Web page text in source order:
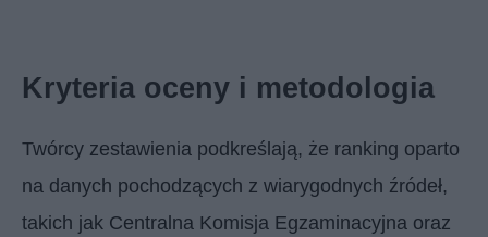
Kryteria oceny i metodologia
Twórcy zestawienia podkreślają, że ranking oparto
na danych pochodzących z wiarygodnych źródeł,
takich jak Centralna Komisja Egzaminacyjna oraz